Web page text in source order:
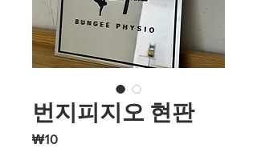
번지피지오 현판
₩10Price